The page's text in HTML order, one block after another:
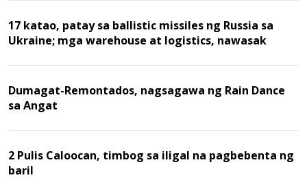
17 katao, patay sa ballistic missiles ng Russia sa
Ukraine; mga warehouse at logistics, nawasak
Dumagat-Remontados, nagsagawa ng Rain Dance
sa Angat
2 Pulis Caloocan, timbog sa iligal na pagbebenta ng
baril